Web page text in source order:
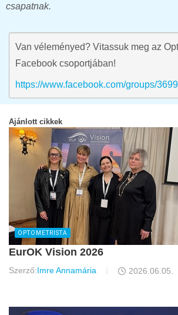
csapatnak.
Van véleményed? Vitassuk meg az
Facebook csoportjában!
https://www.facebook.com/groups/
Ajánlott cikkek
OPTOMETRISTA
EurOK Vision 2026
Szerző:Imre Annamária 2026.06.05.